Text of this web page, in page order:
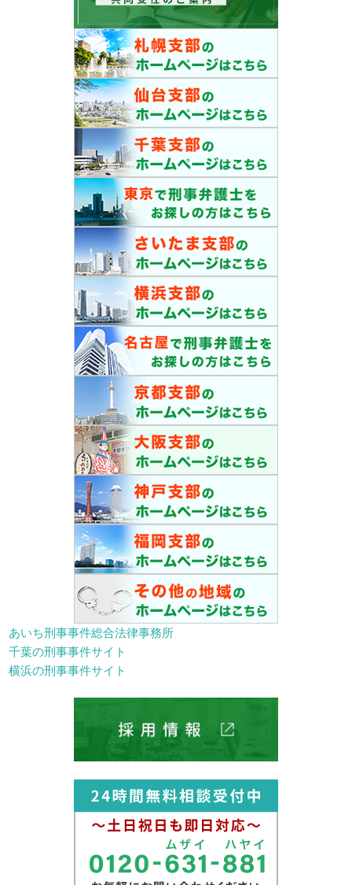
あいち刑事事件総合法律事務所
千葉の刑事事件サイト
横浜の刑事事件サイト